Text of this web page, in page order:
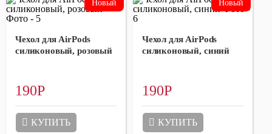
Чехол для AirPods
силиконовый, розовый
190Р
КУПИТЬ
Чехол для AirPods
силиконовый, синий
190Р
КУПИТЬ